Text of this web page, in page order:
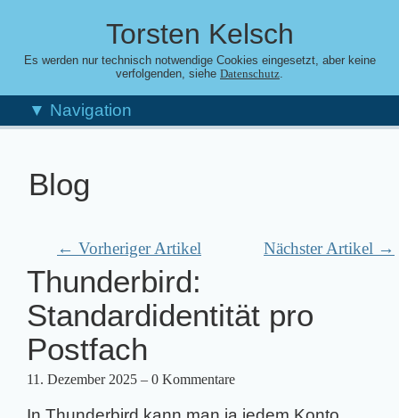
Torsten Kelsch
Es werden nur technisch notwendige Cookies eingesetzt, aber keine
verfolgenden, siehe Datenschutz.
▼ Navigation
Blog
← Vorheriger Artikel Nächster Artikel →
Thunderbird:
Standardidentität pro
Postfach
11. Dezember 2025 – 0 Kommentare